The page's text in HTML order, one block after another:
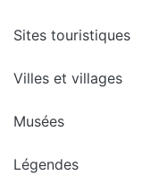
Sites touristiques
Villes et villages
Musées
Légendes